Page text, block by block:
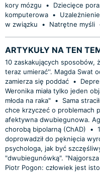
kory mózgu
• Dziecięce
komputerowa •
w związku
• Natrętne myśli
ARTYKUŁY NA TEN
10 zaskakujących sposobów,
teraz umierać''. Magda Swat
zamierza się poddać •
Weronika miała tylko jeden
młoda na raka" •
Sama
chce krzyczeć o problemach
afektywna dwubiegunowa.
chorobą bipolarną (ChAD)
•
doprowadził do pęknięcia
psychologa, jak być
"dwubiegunówką".
Piotr Pogon: człowiek jest